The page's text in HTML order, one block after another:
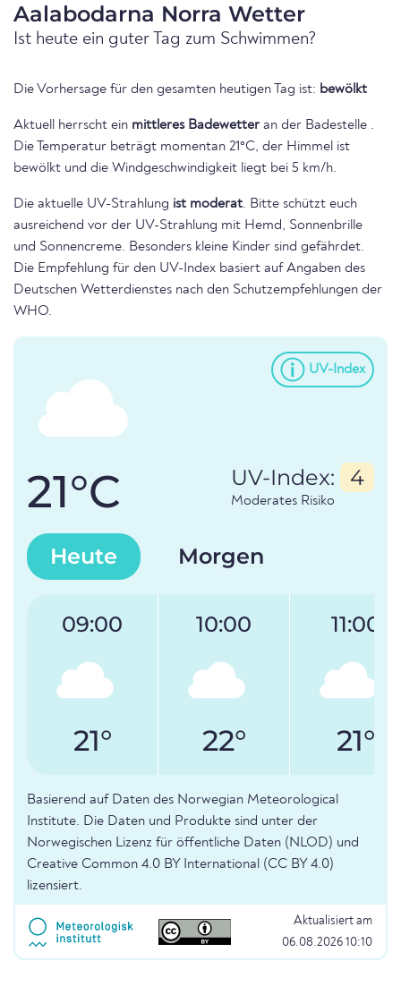
Aalabodarna Norra Wetter
Ist heute ein guter Tag zum Schwimmen?
Die Vorhersage für den gesamten heutigen Tag ist: bewölkt
Aktuell herrscht ein mittleres Badewetter an der Badestelle .
Die Temperatur beträgt momentan 21°C, der Himmel ist
bewölkt und die Windgeschwindigkeit liegt bei 5 km/h.
Die aktuelle UV-Strahlung ist moderat. Bitte schützt euch
ausreichend vor der UV-Strahlung mit Hemd, Sonnenbrille
und Sonnencreme. Besonders kleine Kinder sind gefährdet.
Die Empfehlung für den UV-Index basiert auf Angaben des
Deutschen Wetterdienstes nach den Schutzempfehlungen der
WHO.
UV-Index
21°C UV-Index: 4
Moderates Risiko
Heute Morgen
09:00
21°
10:00
22°
11:00
21°
Basierend auf Daten des Norwegian Meteorological
Institute. Die Daten und Produkte sind unter der
Norwegischen Lizenz für öffentliche Daten (NLOD) und
Creative Common 4.0 BY International (CC BY 4.0)
lizensiert.
Aktualisiert am
06.08.2026 10:10